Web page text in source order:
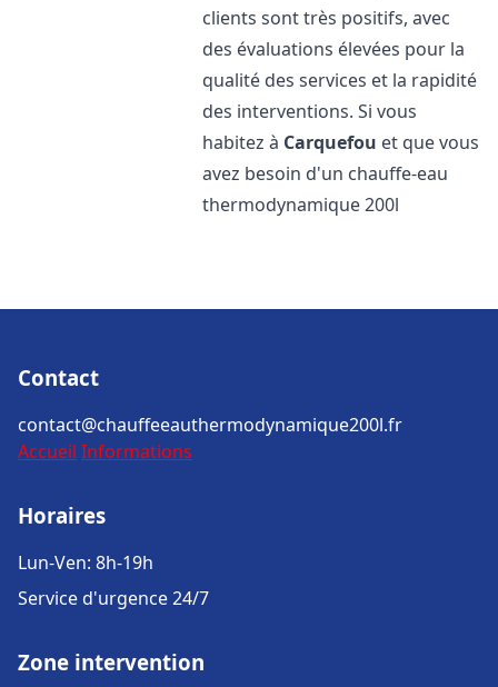
clients sont très positifs, avec
des évaluations élevées pour la
qualité des services et la rapidité
des interventions. Si vous
habitez à Carquefou et que vous
avez besoin d'un chauffe-eau
thermodynamique 200l
Contact
contact@chauffeeauthermodynamique200l.fr
Accueil Informations
Horaires
Lun-Ven: 8h-19h
Service d'urgence 24/7
Zone intervention